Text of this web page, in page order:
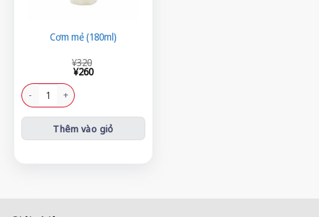
Cơm mẻ (180ml)
¥320
¥320.
¥260
tại
là:
¥260.
Cơm mẻ (180ml) số lượng
Thêm vào giỏ